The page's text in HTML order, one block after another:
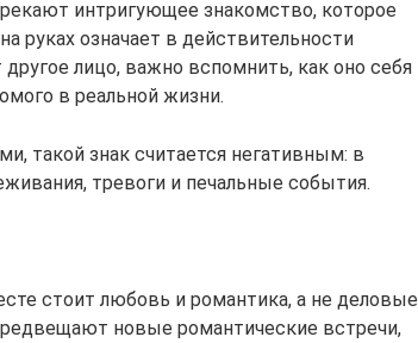
интригующее знакомство, которое
руках означает в действительности
лицо, важно вспомнить, как оно себя
в реальной жизни.
такой знак считается негативным: в
тревоги и печальные события.
стоит любовь и романтика, а не деловые
новые романтические встречи,